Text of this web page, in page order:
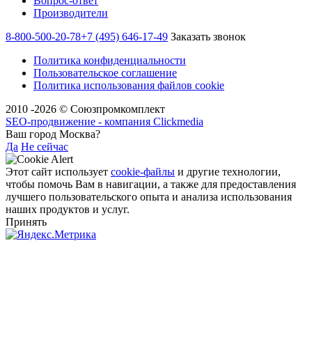
Производители
8-800-500-20-78+7 (495) 646-17-49 Заказать звонок
Политика конфиденциальности
Пользовательское соглашение
Политика использования файлов cookie
2010 -2026 © Союзпромкомплект
SEO-продвижение - компания Clickmedia
Ваш город Москва?
Да Не сейчас
Этот сайт использует cookie-файлы и другие технологии,
чтобы помочь Вам в навигации, а также для предоставления
лучшего пользовательского опыта и анализа использования
наших продуктов и услуг.
Принять